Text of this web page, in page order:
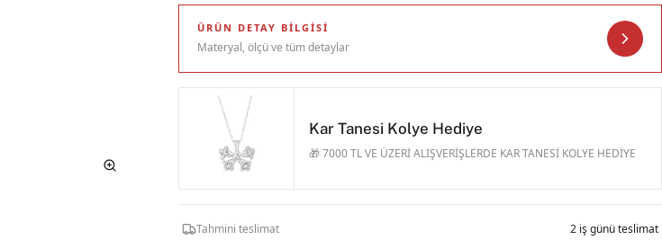
ÜRÜN DETAY BILGISI
Materyal, ölçü ve tüm detaylar
Kar Tanesi Kolye Hediye
🎁 7000 TL VE ÜZERİ ALIŞVERİŞLERDE KAR TANESİ KOLYE HEDİYE
Tahmini teslimat 2 iş günü teslimat